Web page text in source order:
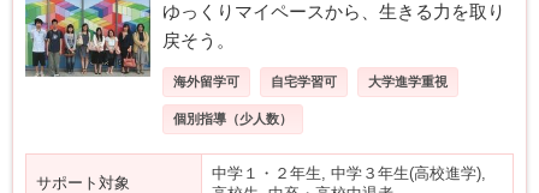
ゆっくりマイペースから、生きる力を取り
戻そう。
海外留学可 自宅学習可 大学進学重視
個別指導（少人数）
サポート対象
中学１・２年生, 中学３年生(高校進学),